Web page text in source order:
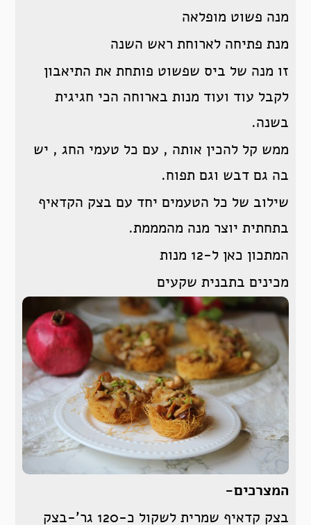
מנה פשוט מופלאה
מנת פתיחה לארוחת ראש השנה
זו מנה של ביס שפשוט פותחת את התיאבון
לקבל עוד ועוד מנות בארוחה הכי חגיגית
בשנה.
ממש קל להכין אותה , עם כל טעמי החג , יש
בה גם דבש וגם תפוח.
שילוב של כל הטעמים יחד עם בצק הקדאיף
בתחתית יוצר מנה מהמממת.
המתכון כאן ל-12 מנות
מכינים בתבנית שקעים
המצרכים-
בצק קדאיף שמרית לשקול כ-120 גר’-בצק